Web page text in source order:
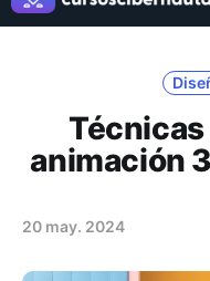
animación
20 may. 2024